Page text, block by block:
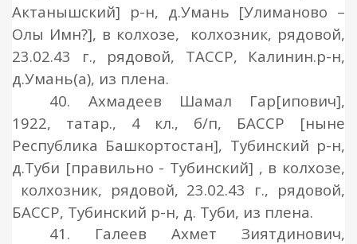
Актанышский] р-н, д.Умань [Улиманово –
Олы Имн?], в колхозе, колхозник, рядовой,
23.02.43 г., рядовой, ТАССР, Калинин.р-н,
д.Умань(а), из плена.
40. Ахмадеев Шамал Гар[ипович],
1922, татар., 4 кл., б/п, БАССР [ныне
Республика Башкортостан], Тубинский р-н,
д.Туби [правильно - Тубинский] , в колхозе,
колхозник, рядовой, 23.02.43 г., рядовой,
БАССР, Тубинский р-н, д. Туби, из плена.
41. Галеев Ахмет Зиятдинович,